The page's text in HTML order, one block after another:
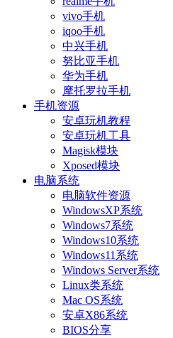
vivo手机
iqoo手机
中兴手机
努比亚手机
华为手机
摩托罗拉手机
手机资源
安卓玩机教程
安卓玩机工具
Magisk模块
Xposed模块
电脑系统
电脑软件资源
WindowsXP系统
Windows7系统
Windows10系统
Windows11系统
Windows Server系统
Linux类系统
Mac OS系统
安卓X86系统
BIOS分享